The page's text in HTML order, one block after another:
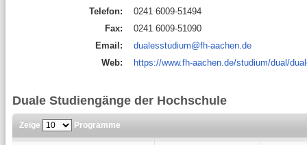
Telefon:
0241 6009-51494
Fax:
0241 6009-51090
Email:
dualesstudium@fh-aachen.de
Web:
https://www.fh-aachen.de/studium/dual/
Duale Studiengänge der Hochschule
Zeige Programme